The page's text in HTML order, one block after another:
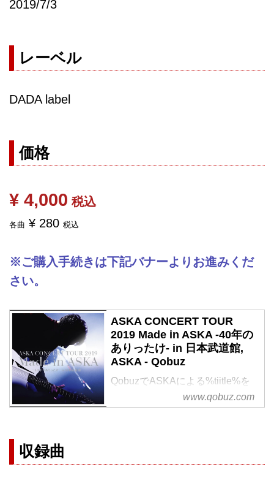
2019/7/3
レーベル
DADA label
価格
¥ 4,000 税込
各曲 ¥ 280 税込
※ご購入手続きは下記バナーよりお進みくだ
さい。
ASKA CONCERT TOUR
2019 Made in ASKA -40年の
ありったけ- in 日本武道館,
ASKA - Qobuz
QobuzでASKAによる%tiitle%を
ハイレゾ音質で聴く、またはダウ
ンロードする
www.qobuz.com
収録曲